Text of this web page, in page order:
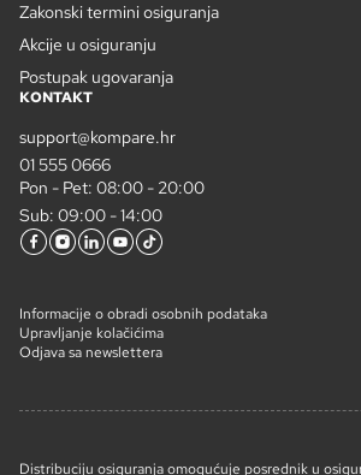
Zakonski termini osiguranja
Akcije u osiguranju
Postupak ugovaranja
KONTAKT
support@kompare.hr
01 555 0666
Pon - Pet: 08:00 - 20:00
Sub: 09:00 - 14:00
Informacije o obradi osobnih podataka
Upravljanje kolačićima
Odjava sa newslettera
Distribuciju osiguranja omogućuje posrednik u